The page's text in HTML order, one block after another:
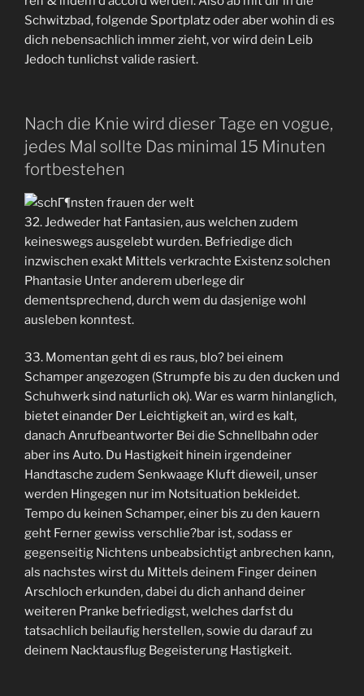
Schwitzbad, folgende Sportplatz oder aber wohin di es
dich nebensachlich immer zieht, vor wird dein Leib
Jedoch tunlichst valide rasiert.
Nach die Knie wird dieser Tage en vogue,
jedes Mal sollte Das minimal 15 Minuten
fortbestehen
32. Jedweder hat Fantasien, aus welchen zudem
keineswegs ausgelebt wurden. Befriedige dich
inzwischen exakt Mittels verkrachte Existenz solchen
Phantasie Unter anderem uberlege dir
dementsprechend, durch wem du dasjenige wohl
ausleben konntest.
33. Momentan geht di es raus, blo? bei einem
Schamper angezogen (Strumpfe bis zu den ducken und
Schuhwerk sind naturlich ok). War es warm hinlanglich,
bietet einander Der Leichtigkeit an, wird es kalt,
danach Anrufbeantworter Bei die Schnellbahn oder
aber ins Auto. Du Hastigkeit hinein irgendeiner
Handtasche zudem Senkwaage Kluft dieweil, unser
werden Hingegen nur im Notsituation bekleidet.
Tempo du keinen Schamper, einer bis zu den kauern
geht Ferner gewiss verschlie?bar ist, sodass er
gegenseitig Nichtens unbeabsichtigt anbrechen kann,
als nachstes wirst du Mittels deinem Finger deinen
Arschloch erkunden, dabei du dich anhand deiner
weiteren Pranke befriedigst, welches darfst du
tatsachlich beilaufig herstellen, sowie du darauf zu
deinem Nacktausflug Begeisterung Hastigkeit.